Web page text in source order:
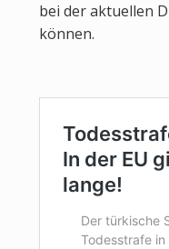
bei der aktuellen
können.